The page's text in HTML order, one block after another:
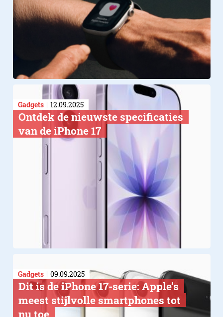
Gadgets 12.09.2025
Ontdek de nieuwste specificaties
van de iPhone 17
Gadgets 09.09.2025
Dit is de iPhone 17-serie: Apple’s
meest stijlvolle smartphones tot
nu toe